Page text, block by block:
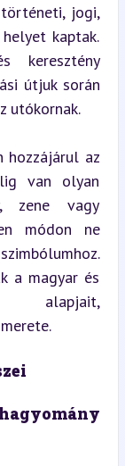
jogi,
kaptak.
keresztény
útjuk során
utókornak.
hozzájárul az
van olyan
zene vagy
módon ne
a magyar és
alapjait,